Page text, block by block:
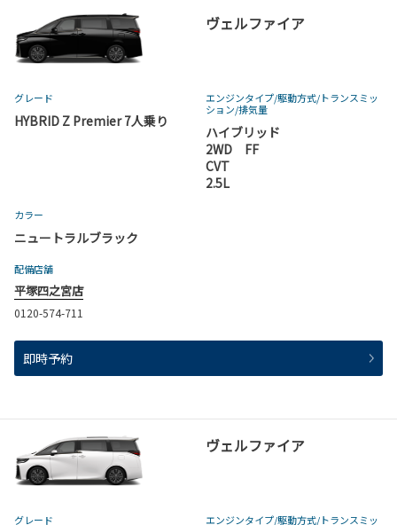
ヴェルファイア
グレード
HYBRID Z Premier 7人乗り
エンジンタイプ/駆動方式/トランスミッ
ション/排気量
ハイブリッド
2WD FF
CVT
2.5L
カラー
ニュートラルブラック
配備店舗
平塚四之宮店
0120-574-711
即時予約
ヴェルファイア
グレード エンジンタイプ/駆動方式/トランスミッ